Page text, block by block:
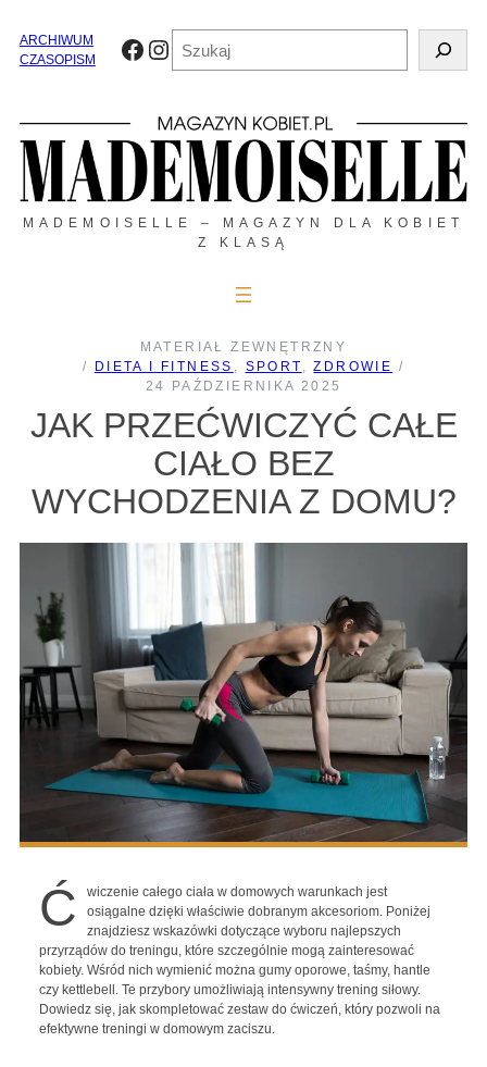
treściARCHIWUM
CZASOPISM
Facebook
Instagram
MADEMOISELLE – MAGAZYN DLA KOBIET
Z KLASĄ
MATERIAŁ ZEWNĘTRZNY
/
DIETA I FITNESS , SPORT , ZDROWIE /
24 PAŹDZIERNIKA 2025
JAK PRZEĆWICZYĆ CAŁE
CIAŁO BEZ
WYCHODZENIA Z DOMU?
Ć
wiczenie całego ciała w domowych warunkach jest
osiągalne dzięki właściwie dobranym akcesoriom. Poniżej
znajdziesz wskazówki dotyczące wyboru najlepszych
przyrządów do treningu, które szczególnie mogą zainteresować
kobiety. Wśród nich wymienić można gumy oporowe, taśmy, hantle
czy kettlebell. Te przybory umożliwiają intensywny trening siłowy.
Dowiedz się, jak skompletować zestaw do ćwiczeń, który pozwoli na
efektywne treningi w domowym zaciszu.